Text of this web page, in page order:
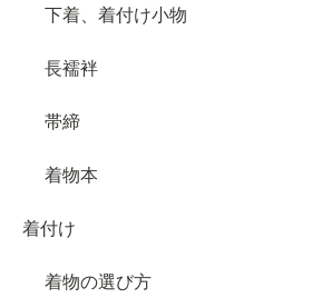
下着、着付け小物
長襦袢
帯締
着物本
着付け
着物の選び方